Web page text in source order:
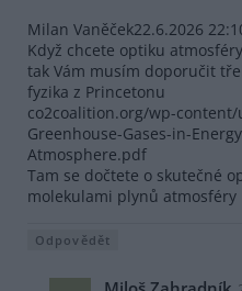
Milan Vaněček22.6.2026
Když chcete optiku
tak Vám musím doporučit
fyzika z Princetonu
co2coalition.org/wp-
Greenhouse-Gases-in-
Atmosphere.pdf
Tam se dočtete o skutečné
molekulami plynů atmosféry
Odpovědět